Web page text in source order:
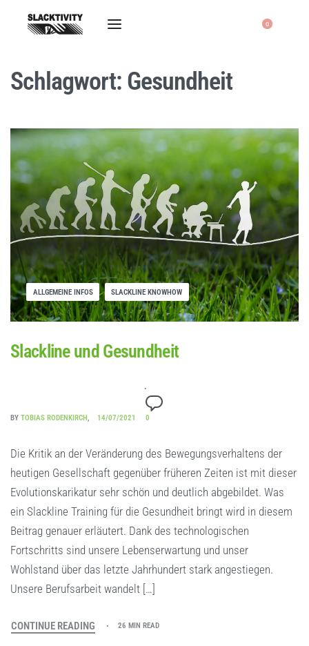
0
Schlagwort: Gesundheit
ALLGEMEINE INFOS SLACKLINE KNOWHOW
Slackline und Gesundheit
BY TOBIAS RODENKIRCH 14/07/2021 0
Die Kritik an der Veränderung des Bewegungsverhaltens der
heutigen Gesellschaft gegenüber früheren Zeiten ist mit dieser
Evolutionskarikatur sehr schön und deutlich abgebildet. Was
ein Slackline Training für die Gesundheit bringt wird in diesem
Beitrag genauer erläutert. Dank des technologischen
Fortschritts sind unsere Lebenserwartung und unser
Wohlstand über das letzte Jahrhundert stark angestiegen.
Unsere Berufsarbeit wandelt […]
CONTINUE READING 26 MIN READ